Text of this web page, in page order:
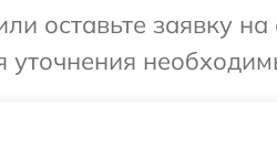
оставьте заявку
уточнения